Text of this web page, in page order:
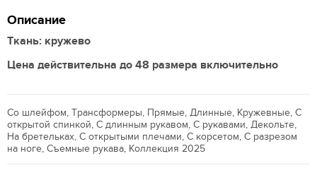
Описание
Ткань: кружево
Цена действительна до 48 размера включительно
Со шлейфом, Трансформеры, Прямые, Длинные, Кружевные, С
открытой спинкой, С длинным рукавом, С рукавами, Декольте,
На бретельках, С открытыми плечами, С корсетом, С разрезом
на ноге, Съемные рукава, Коллекция 2025